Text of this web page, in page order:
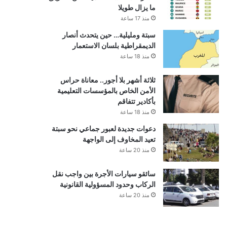
ما يزال طويلا
منذ 17 ساعة
سبتة ومليلية… حين يتحدث أنصار
الديمقراطية بلسان الاستعمار
منذ 18 ساعة
ثلاثة أشهر بلا أجور.. معاناة حراس
الأمن الخاص بالمؤسسات التعليمية
بأكادير تتفاقم
منذ 18 ساعة
دعوات جديدة لعبور جماعي نحو سبتة
تعيد المخاوف إلى الواجهة
منذ 20 ساعة
سائقو سيارات الأجرة بين واجب نقل
الركاب وحدود المسؤولية القانونية
منذ 20 ساعة